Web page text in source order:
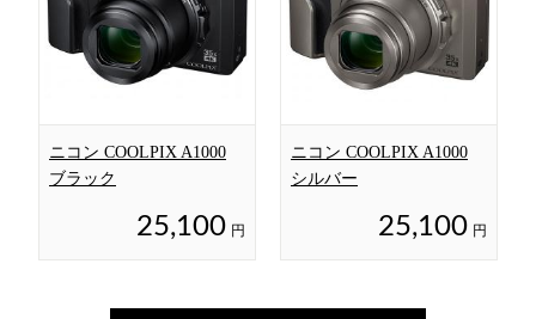
ニコン COOLPIX A1000
ブラック
25,100 円
ニコン COOLPIX A1000
シルバー
25,100 円